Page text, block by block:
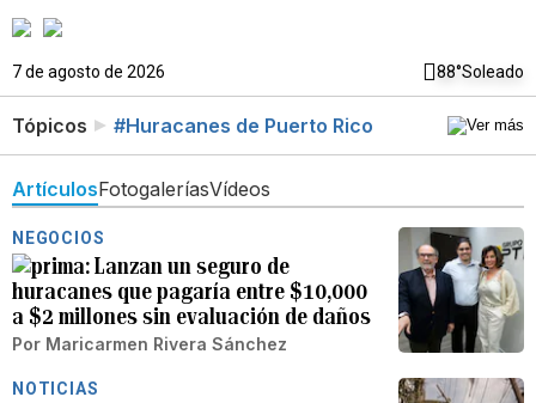
7 de agosto de 2026 88°Soleado
Tópicos #Huracanes de Puerto Rico
ArtículosFotogaleríasVídeos
NEGOCIOS
Lanzan un seguro de
huracanes que pagaría entre $10,000
a $2 millones sin evaluación de daños
Por Maricarmen Rivera Sánchez
NOTICIAS